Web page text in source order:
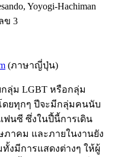
Yoyogi-Hachiman
ข 3
(ภาษาญี่ปุ่น)
กลุ่ม LGBT หรือกลุ่ม
ยทุกๆ ปีจะมีกลุ่มคนนับ
นซี ซึ่งในปี้นี้การเดิน
าคม และภายในงานยัง
งมีการแสดงต่างๆ ให้ผู้